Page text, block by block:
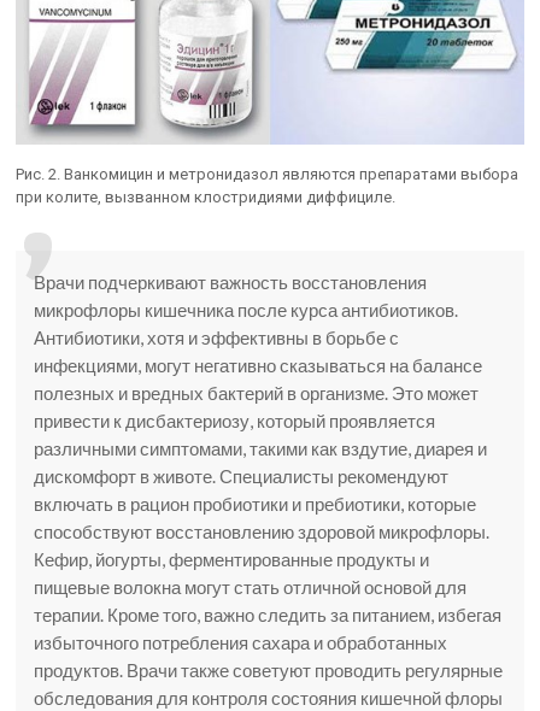
Рис. 2. Ванкомицин и метронидазол являются препаратами выбора
при колите, вызванном клостридиями диффициле.
Врачи подчеркивают важность восстановления
микрофлоры кишечника после курса антибиотиков.
Антибиотики, хотя и эффективны в борьбе с
инфекциями, могут негативно сказываться на балансе
полезных и вредных бактерий в организме. Это может
привести к дисбактериозу, который проявляется
различными симптомами, такими как вздутие, диарея и
дискомфорт в животе. Специалисты рекомендуют
включать в рацион пробиотики и пребиотики, которые
способствуют восстановлению здоровой микрофлоры.
Кефир, йогурты, ферментированные продукты и
пищевые волокна могут стать отличной основой для
терапии. Кроме того, важно следить за питанием, избегая
избыточного потребления сахара и обработанных
продуктов. Врачи также советуют проводить регулярные
обследования для контроля состояния кишечной флоры